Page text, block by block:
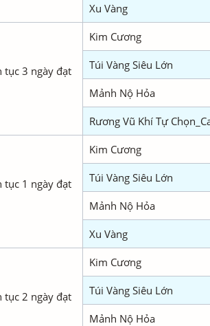
Xu Vàng
tục 3 ngày đạt
Kim Cương
Túi Vàng Siêu Lớn
Mảnh Nộ Hỏa
Rương Vũ Khí Tự
tục 1 ngày đạt
Kim Cương
Túi Vàng Siêu Lớn
Mảnh Nộ Hỏa
Xu Vàng
tục 2 ngày đạt
Kim Cương
Túi Vàng Siêu Lớn
Mảnh Nộ Hỏa